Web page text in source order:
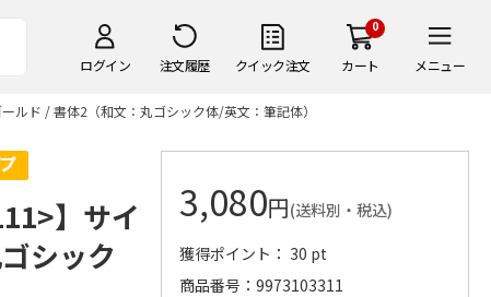
ログイン 注文履歴 クイック注文
0
カート メニュー
ルド / 書体2（和文：丸ゴシック体/英文：筆記体）
】サイ
シック
3,080円(送料別・税込)
獲得ポイント： 30 pt
商品番号
9973103311